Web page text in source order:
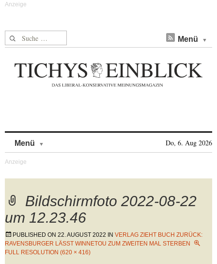
Suche nach: Menü
Menü Do, 6. Aug 2026
Bildschirmfoto 2022-08-22
um 12.23.46
PUBLISHED ON 22. AUGUST 2022 IN VERLAG ZIEHT BUCH ZURÜCK:
RAVENSBURGER LÄSST WINNETOU ZUM ZWEITEN MAL STERBEN
FULL RESOLUTION (620 × 416)